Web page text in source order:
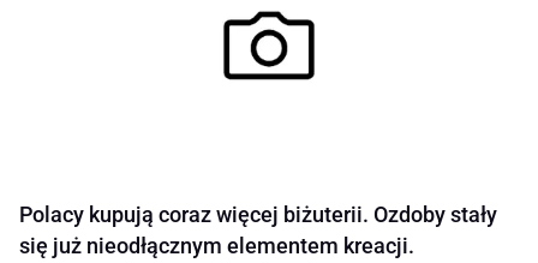
Polacy kupują coraz więcej biżuterii. Ozdoby stały
się już nieodłącznym elementem kreacji.